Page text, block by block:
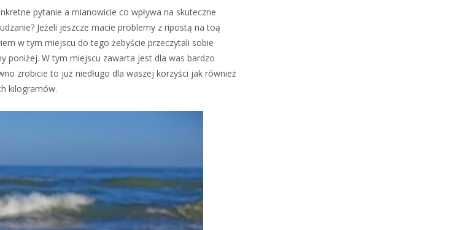
pytanie a mianowicie co wpływa na skuteczne
Jeżeli jeszcze macie problemy z ripostą na toą
w tym miejscu do tego żebyście przeczytali sobie
poniżej. W tym miejscu zawarta jest dla was bardzo
zrobicie to już niedługo dla waszej korzyści jak również
kilogramów.